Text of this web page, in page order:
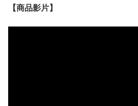
【商品影片】